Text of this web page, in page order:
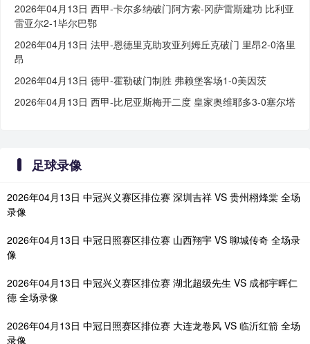
2026年04月13日 西甲-卡尔多纳破门阿方索-冈萨雷斯建功 比利亚
雷亚尔2-1毕尔巴鄂
2026年04月13日 法甲-恩德里克助攻亚列姆丘克破门 里昂2-0洛里
昂
2026年04月13日 德甲-霍勒破门制胜 弗赖堡客场1-0美因茨
2026年04月13日 西甲-比尼亚斯梅开二度 皇家奥维耶多3-0塞尔塔
足球录像
2026年04月13日 中冠兴义赛区排位赛 深圳吉祥 VS 贵州栩烽棠 全场
录像
2026年04月13日 中冠日照赛区排位赛 山西翔宇 VS 聊城传奇 全场录
像
2026年04月13日 中冠兴义赛区排位赛 湖北超级先生 VS 成都宇晖仁
德 全场录像
2026年04月13日 中冠日照赛区排位赛 大连龙卷风 VS 临沂红箭 全场
录像